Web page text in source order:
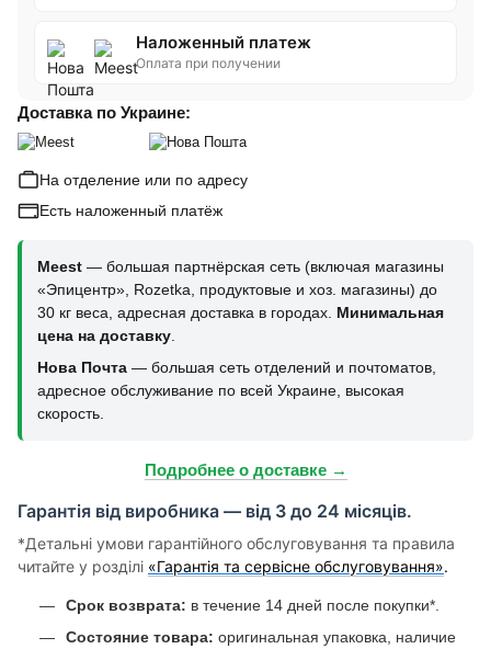
Наложенный платеж
Оплата при получении
Доставка по Украине:
На отделение или по адресу
Есть наложенный платёж
Meest — большая партнёрская сеть (включая магазины
«Эпицентр», Rozetka, продуктовые и хоз. магазины) до
30 кг веса, адресная доставка в городах. Минимальная
цена на доставку
Нова Почта — большая сеть отделений и почтоматов,
адресное обслуживание по всей Украине, высокая
скорость.
Подробнее о доставке →
Гарантія від виробника — від 3 до 24 місяців.
*Детальні умови гарантійного обслуговування та правила
читайте у розділі «Гарантія та сервісне обслуговування».
Срок возврата: в течение 14 дней после покупки*.
Состояние товара: оригинальная упаковка, наличие